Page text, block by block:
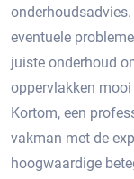
eventuele
juiste onderhoud
oppervlakken
Kortom, een
vakman met de
hoogwaardige